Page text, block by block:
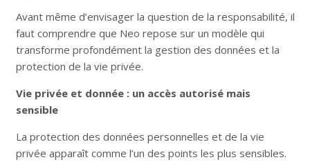
Avant même d’envisager la question de la responsabilité, il
faut comprendre que Neo repose sur un modèle qui
transforme profondément la gestion des données et la
protection de la vie privée.
Vie privée et donnée : un accès autorisé mais
sensible
La protection des données personnelles et de la vie
privée apparaît comme l’un des points les plus sensibles.